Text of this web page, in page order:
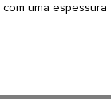
uma espessura